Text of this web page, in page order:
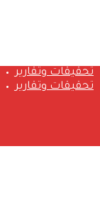
تحقيقات وتقارير
تحقيقات وتقارير